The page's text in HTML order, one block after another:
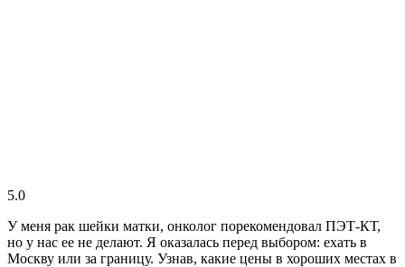
5.0
У меня рак шейки матки, онколог порекомендовал ПЭТ-КТ,
но у нас ее не делают. Я оказалась перед выбором: ехать в
Москву или за границу. Узнав, какие цены в хороших местах в